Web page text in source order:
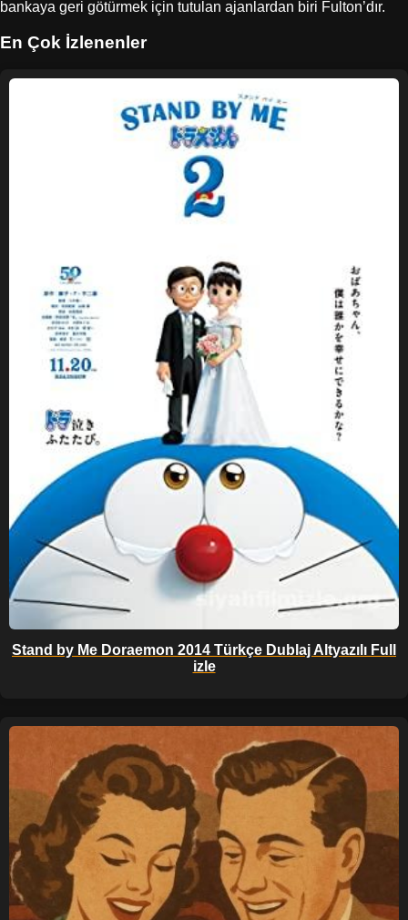
bankaya geri götürmek için tutulan ajanlardan biri Fulton’dır.
En Çok İzlenenler
Stand by Me Doraemon 2014 Türkçe Dublaj Altyazılı Full
izle